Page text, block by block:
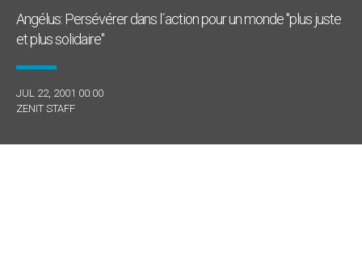
Angélus: Persévérer dans l´action pour un monde "plus juste
et plus solidaire"
JUL 22, 2001 00:00
ZENIT STAFF